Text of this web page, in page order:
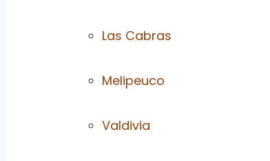
Las Cabras
Melipeuco
Valdivia